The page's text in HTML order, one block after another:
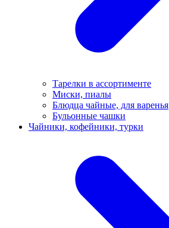
Тарелки в ассортименте
Миски, пиалы
Блюдца чайные, для варенья
Бульонные чашки
Чайники, кофейники, турки